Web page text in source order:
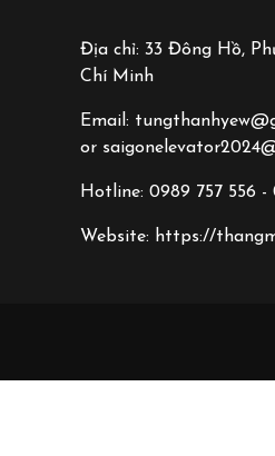
Địa chỉ: 33 Đông Hồ,
Chí Minh
Email:
or
Hotline: 0989 757 556 -
Website: https://